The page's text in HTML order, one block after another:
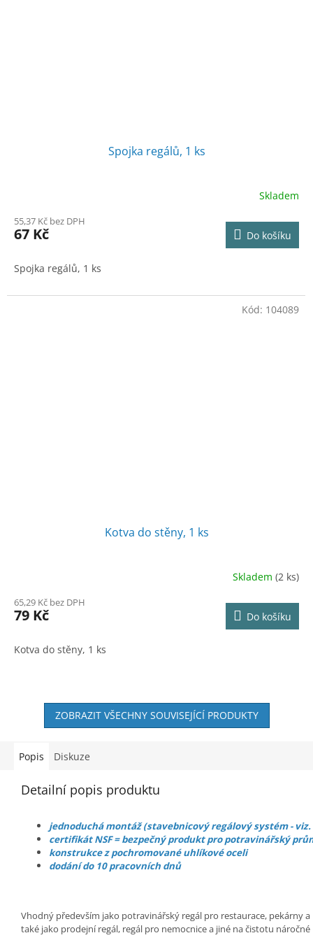
Spojka regálů, 1 ks
Skladem
55,37 Kč bez DPH
67 Kč Do košíku
Spojka regálů, 1 ks
Kotva do stěny, 1 ks
Skladem (2 ks)
65,29 Kč bez DPH
79 Kč Do košíku
Kotva do stěny, 1 ks
Kód: 104089
ZOBRAZIT VŠECHNY SOUVISEJÍCÍ PRODUKTY
Popis Diskuze
Detailní popis produktu
jednoduchá montáž (stavebnicový regálový systém -
certifikát NSF = bezpečný produkt pro potravinářský
konstrukce z pochromované uhlíkové oceli
dodání do 10 pracovních dnů
Vhodný především jako potravinářský regál pro restaurace, pekárny
také jako prodejní regál, regál pro nemocnice a jiné na čistotu